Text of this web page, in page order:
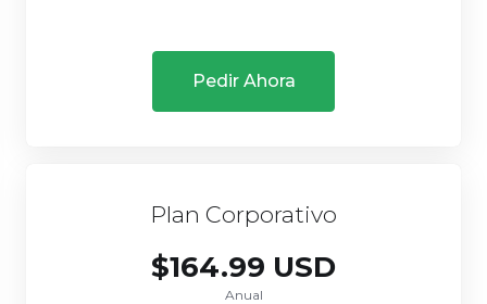
Pedir Ahora
Plan Corporativo
$164.99 USD
Anual